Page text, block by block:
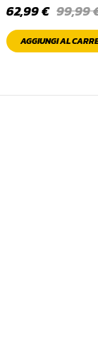
99,99
62,99€
AGGIUNGI AL